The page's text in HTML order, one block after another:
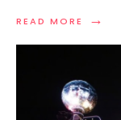
READ MORE →